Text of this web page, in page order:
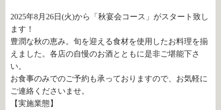
2025年8月26日(火)から「秋宴会コース」がスタート致し
ます！
豊潤な秋の恵み。旬を迎える食材を使用したお料理を揃
えました。各店の自慢のお酒とともに是非ご堪能下さ
い。
お食事のみでのご予約も承っておりますので、お気軽に
ご連絡くださいませ。
【実施業態】